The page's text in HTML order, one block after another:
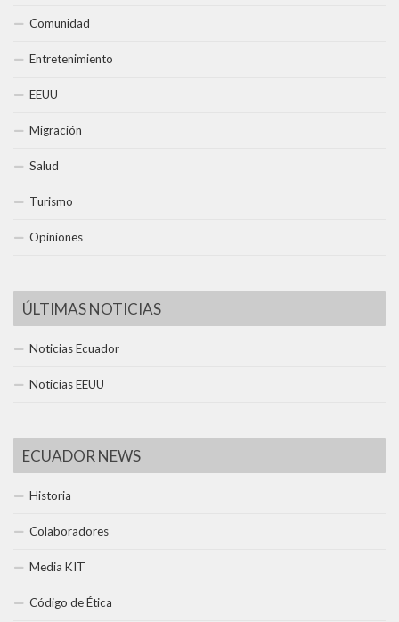
Comunidad
Entretenimiento
EEUU
Migración
Salud
Turismo
Opiniones
ÚLTIMAS NOTICIAS
Noticias Ecuador
Noticias EEUU
ECUADOR NEWS
Historia
Colaboradores
Media KIT
Código de Ética